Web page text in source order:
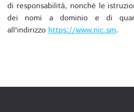
di responsabilità, nonché le
dei nomi a dominio e di
all'indirizzo https://www.nic.sm.